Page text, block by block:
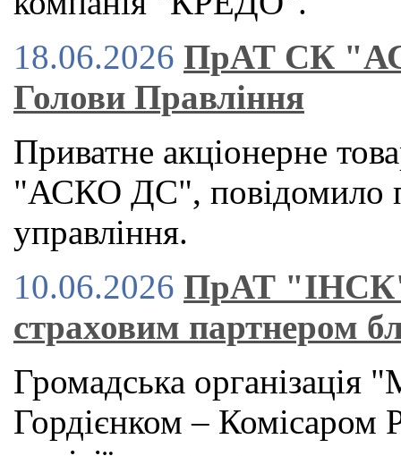
18.06.2026 ПрАТ СК
Голови Правління
Приватне акціонерне
"АСКО ДС", повідомило
управління.
10.06.2026 ПрАТ "ІНСК"
страховим партнером
Громадська організація
Гордієнком –